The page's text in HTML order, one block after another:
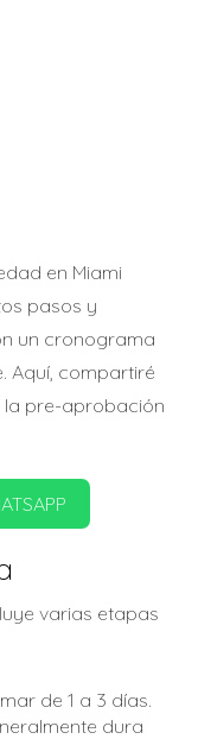
en Miami
pasos y
un cronograma
Aquí, compartiré
la pre-aprobación
varias etapas
de 1 a 3 días.
dura